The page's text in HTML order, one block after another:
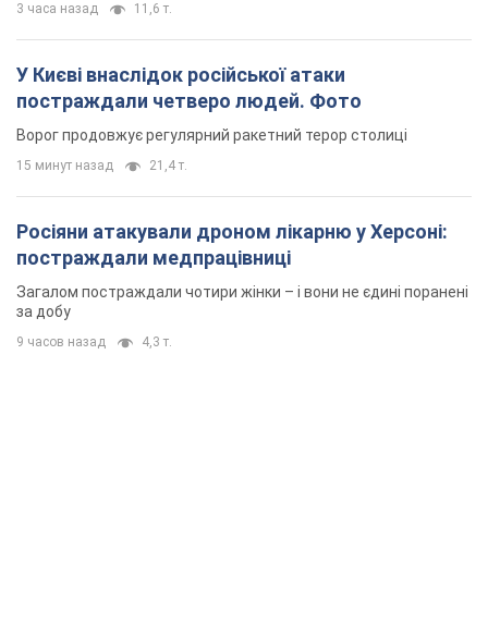
3 часа назад 11,6 т.
У Києві внаслідок російської атаки
постраждали четверо людей. Фото
Ворог продовжує регулярний ракетний терор столиці
15 минут назад 21,4 т.
Росіяни атакували дроном лікарню у Херсоні:
постраждали медпрацівниці
Загалом постраждали чотири жінки – і вони не єдині поранені
за добу
9 часов назад 4,3 т.